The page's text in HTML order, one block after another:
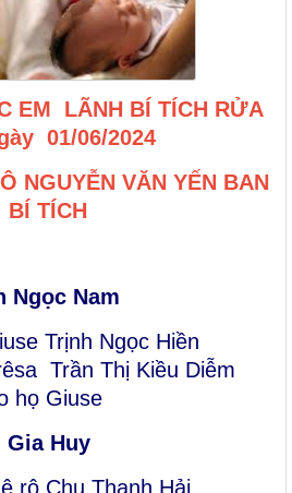
EM LÃNH BÍ TÍCH RỬA
01/06/2024
NGUYỄN VĂN YẾN BAN
BÍ TÍCH
Ngọc Nam
Trịnh Ngọc Hiền
Trần Thị Kiều Diễm
Giuse
Gia Huy
rô Chu Thanh Hải